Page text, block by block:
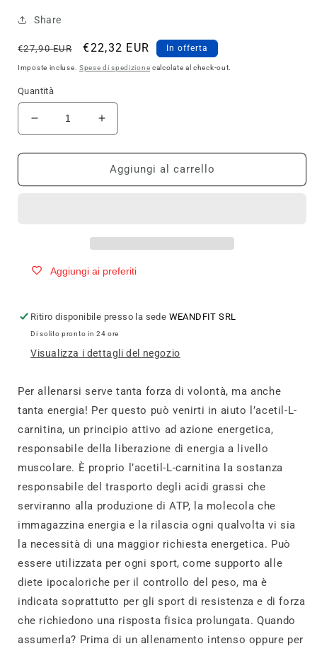
Share
Prezzo
di
€27,90 EUR
Prezzo
scontato
€22,32 EUR In offerta
Imposte incluse. Spese di spedizione calcolate al check-out.
Quantità
Diminuisci
quantità
per
SPORT
Aumenta
quantità
per
WHY
SPORT
Aggiungi al carrello
Aggiungi ai preferiti
Ritiro disponibile presso la sede WEANDFIT SRL
Di solito pronto in 24 ore
Visualizza i dettagli del negozio
Per allenarsi serve tanta forza di volontà, ma anche
tanta energia! Per questo può venirti in aiuto l’acetil-L-
carnitina, un principio attivo ad azione energetica,
responsabile della liberazione di energia a livello
muscolare. È proprio l’acetil-L-carnitina la sostanza
responsabile del trasporto degli acidi grassi che
serviranno alla produzione di ATP, la molecola che
immagazzina energia e la rilascia ogni qualvolta vi sia
la necessità di una maggior richiesta energetica. Può
essere utilizzata per ogni sport, come supporto alle
diete ipocaloriche per il controllo del peso, ma è
indicata soprattutto per gli sport di resistenza e di forza
che richiedono una risposta fisica prolungata. Quando
assumerla? Prima di un allenamento intenso oppure per